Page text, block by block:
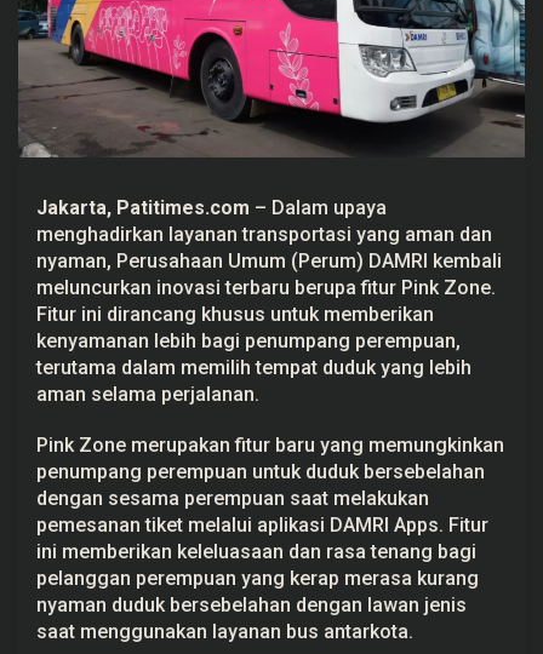
Z
o
n
e
,
I
n
o
s
i
R
a
m
a
h
P
e
r
e
u
n
u
n
t
u
k
K
e
n
y
Jakarta, Patitimes.com – Dalam upaya
menghadirkan layanan transportasi yang aman dan
nyaman, Perusahaan Umum (Perum) DAMRI kembali
meluncurkan inovasi terbaru berupa fitur Pink Zone.
Fitur ini dirancang khusus untuk memberikan
kenyamanan lebih bagi penumpang perempuan,
terutama dalam memilih tempat duduk yang lebih
aman selama perjalanan.
Pink Zone merupakan fitur baru yang memungkinkan
penumpang perempuan untuk duduk bersebelahan
dengan sesama perempuan saat melakukan
pemesanan tiket melalui aplikasi DAMRI Apps. Fitur
ini memberikan keleluasaan dan rasa tenang bagi
pelanggan perempuan yang kerap merasa kurang
nyaman duduk bersebelahan dengan lawan jenis
saat menggunakan layanan bus antarkota.